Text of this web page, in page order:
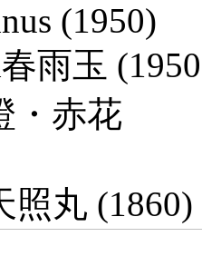
(1950)
雨玉
・赤花
照丸 (1860)